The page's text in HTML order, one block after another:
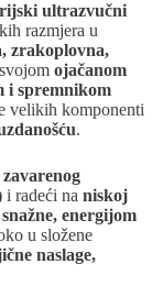
ultrazvučni
razmjera u
zrakoplovna,
ojačanom
i spremnikom
velikih komponenti
.
i radeći na niskoj
snažne, energijom
u složene
naslage,